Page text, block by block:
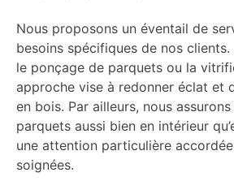
Nous proposons un éventail de
besoins spécifiques de nos
le ponçage de parquets ou la
approche vise à redonner éclat et
en bois. Par ailleurs, nous
parquets aussi bien en intérieur
une attention particulière
soignées.